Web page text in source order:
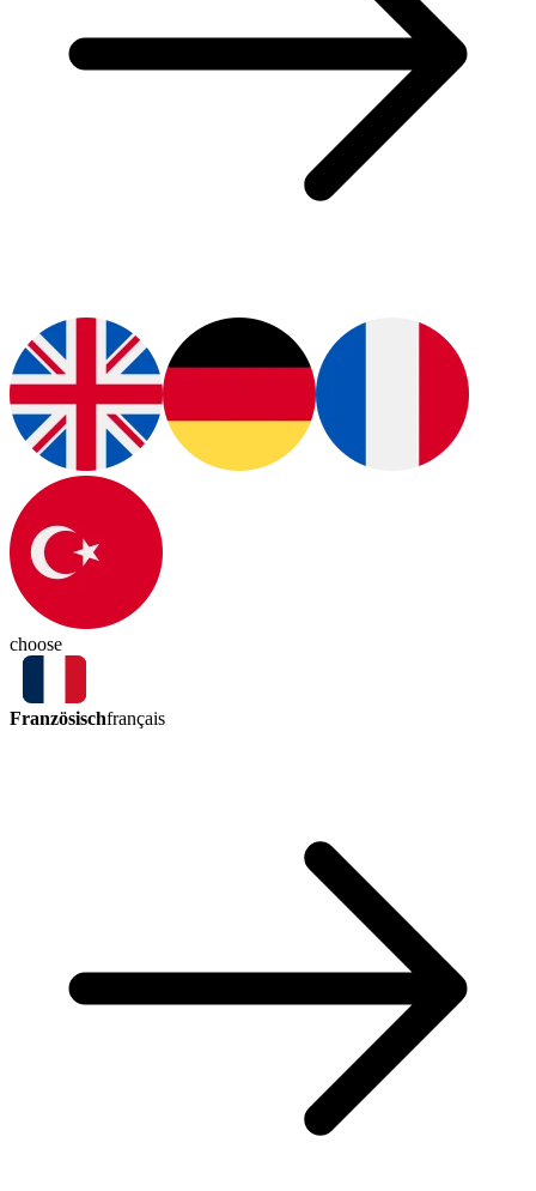
choose
Französischfrançais